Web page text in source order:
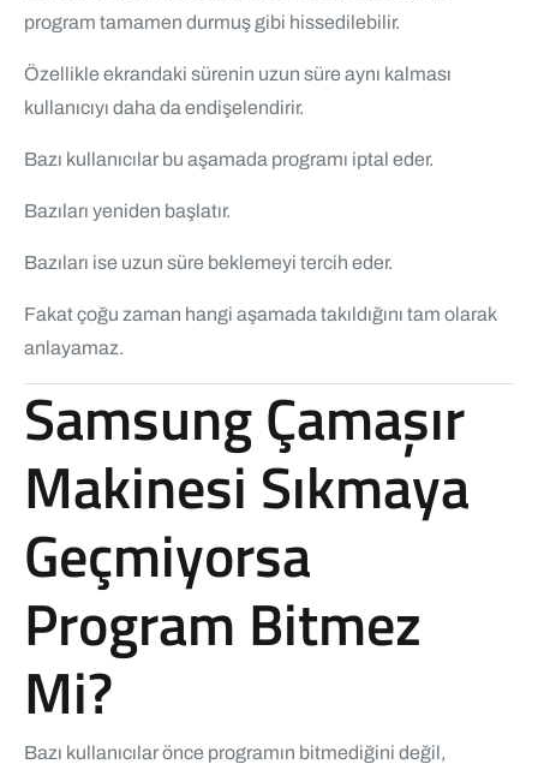
program tamamen durmuş gibi hissedilebilir.
Özellikle ekrandaki sürenin uzun süre aynı kalması
kullanıcıyı daha da endişelendirir.
Bazı kullanıcılar bu aşamada programı iptal eder.
Bazıları yeniden başlatır.
Bazıları ise uzun süre beklemeyi tercih eder.
Fakat çoğu zaman hangi aşamada takıldığını tam olarak
anlayamaz.
Samsung Çamaşır
Makinesi Sıkmaya
Geçmiyorsa
Program Bitmez
Mi?
Bazı kullanıcılar önce programın bitmediğini değil,